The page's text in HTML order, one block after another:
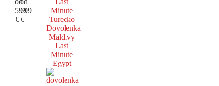
599
€
699
€
Minute
Turecko
Dovolenka
Maldivy
Last
Minute
Egypt